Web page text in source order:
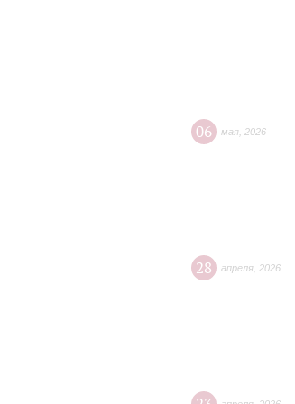
06 мая 2026
28 апреля 2026